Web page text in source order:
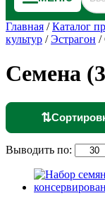
Главная /Каталог
культур /Эстрагон /
Семена
⇅
Выводить по: